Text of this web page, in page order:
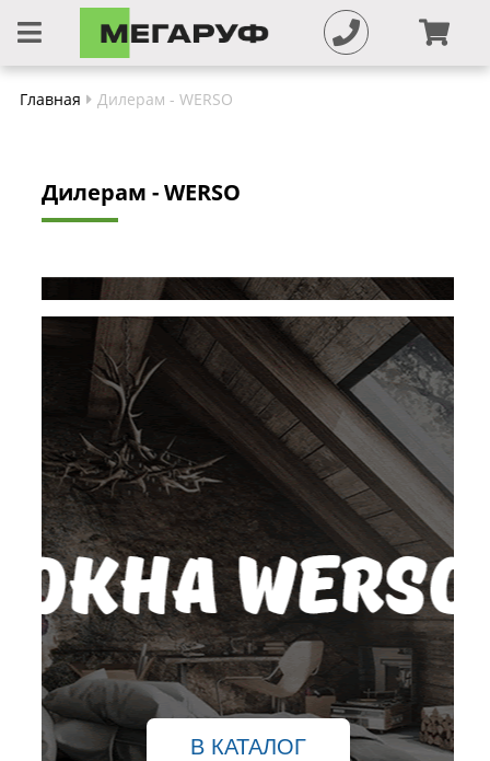
Главная Дилерам - WERSO
Дилерам - WERSO
В КАТАЛОГ